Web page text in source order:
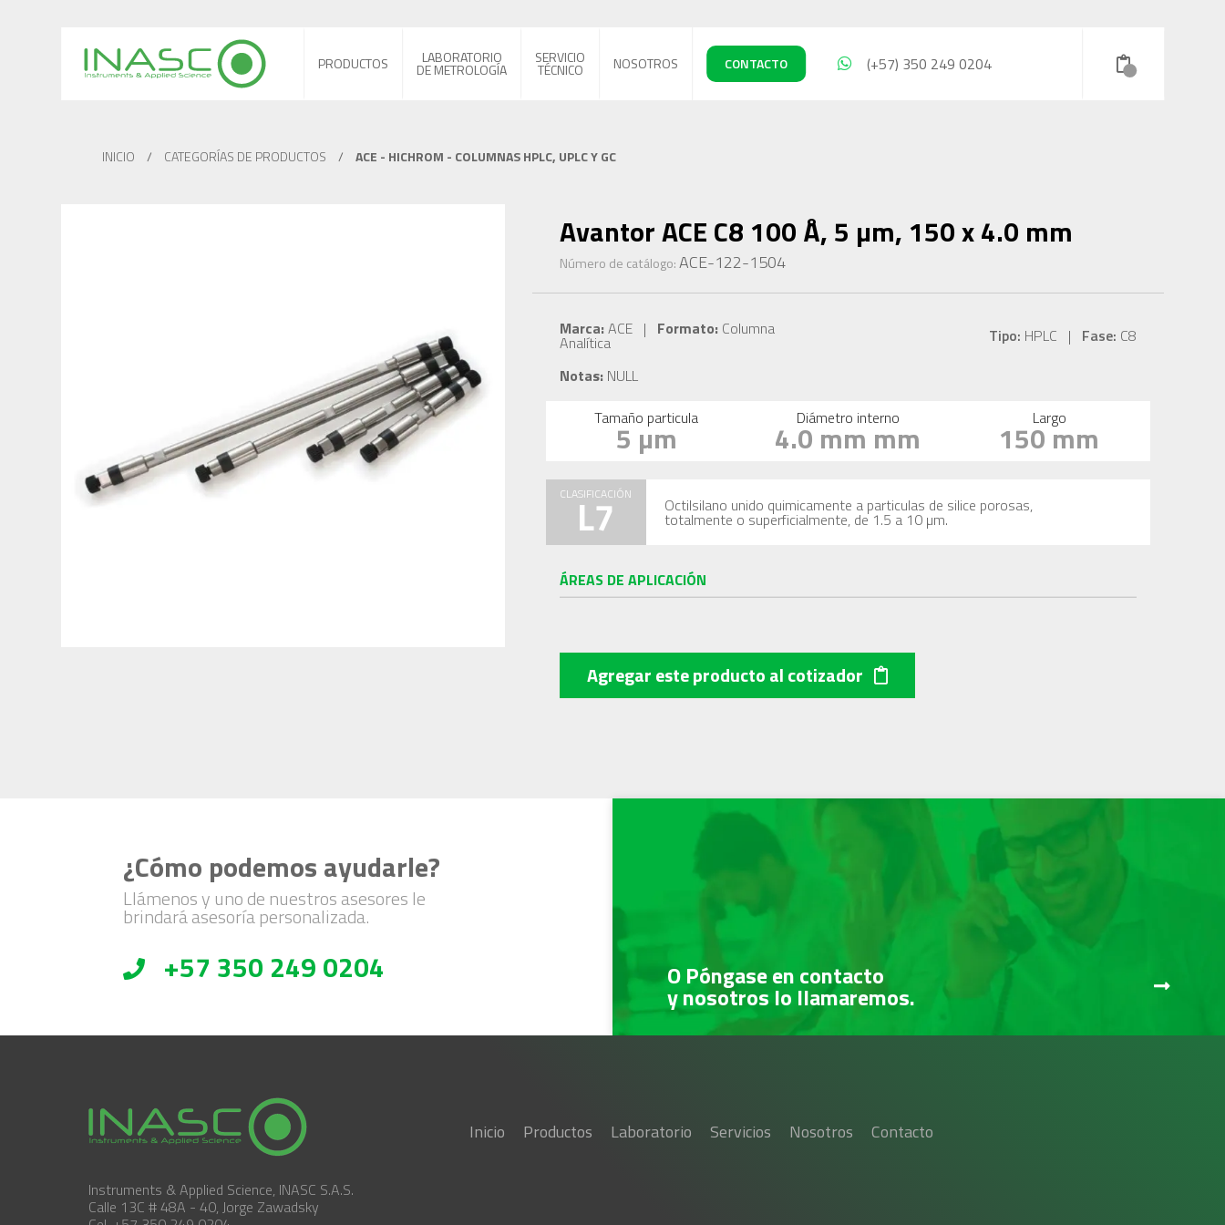
PRODUCTOS LABORATORIO
DE METROLOGÍA
SERVICIO
TÉCNICO NOSOTROS CONTACTO (+57) 350 249 0204
INICIO / CATEGORÍAS DE PRODUCTOS / ACE - HICHROM - COLUMNAS HPLC, UPLC Y GC
Avantor ACE C8 100 Å, 5 µm, 150 x 4.0 mm
Número de catálogo:ACE-122-1504
Marca:ACE | Formato:Columna
Analítica Tipo: HPLC | Fase: C8
Notas:NULL
Tamaño particula
5 µm Diámetro interno
4.0 mm mm Largo
150 mm
CLASIFICACIÓN
L7 Octilsilano unido quimicamente a particulas de silice porosas,
totalmente o superficialmente, de 1.5 a 10 µm.
ÁREAS DE APLICACIÓN
Agregar este productoal cotizador
¿Cómo podemos ayudarle?
Llámenos y uno de nuestros asesores le
brindará asesoría personalizada.
+57 350 249 0204 O Póngase en contacto
y nosotros lo llamaremos.
Instruments & Applied Science, INASC S.A.S.
Calle 13C # 48A - 40, Jorge Zawadsky
Inicio Productos Laboratorio Servicios Nosotros Contacto